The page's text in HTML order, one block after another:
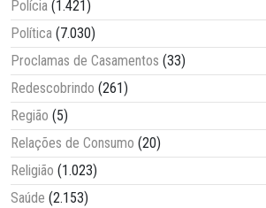
Polícia (1.421)
Política (7.030)
Proclamas de Casamentos (33)
Redescobrindo (261)
Região (5)
Relações de Consumo (20)
Religião (1.023)
Saúde (2.153)